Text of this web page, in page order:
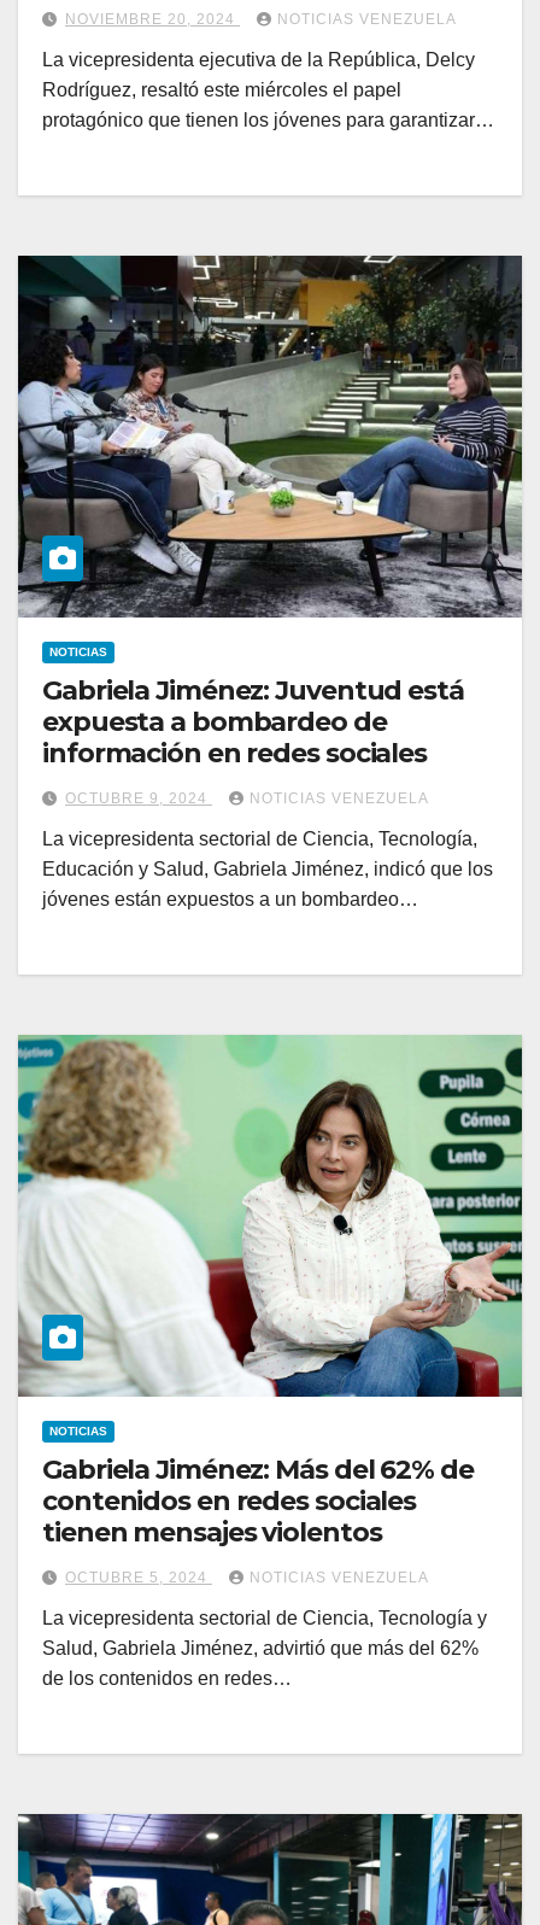
NOVIEMBRE 20, 2024 NOTICIAS VENEZUELA
La vicepresidenta ejecutiva de la República, Delcy
Rodríguez, resaltó este miércoles el papel
protagónico que tienen los jóvenes para garantizar…
NOTICIAS
Gabriela Jiménez: Juventud está
expuesta a bombardeo de
información en redes sociales
OCTUBRE 9, 2024 NOTICIAS VENEZUELA
La vicepresidenta sectorial de Ciencia, Tecnología,
Educación y Salud, Gabriela Jiménez, indicó que los
jóvenes están expuestos a un bombardeo…
NOTICIAS
Gabriela Jiménez: Más del 62% de
contenidos en redes sociales
tienen mensajes violentos
OCTUBRE 5, 2024 NOTICIAS VENEZUELA
La vicepresidenta sectorial de Ciencia, Tecnología y
Salud, Gabriela Jiménez, advirtió que más del 62%
de los contenidos en redes…